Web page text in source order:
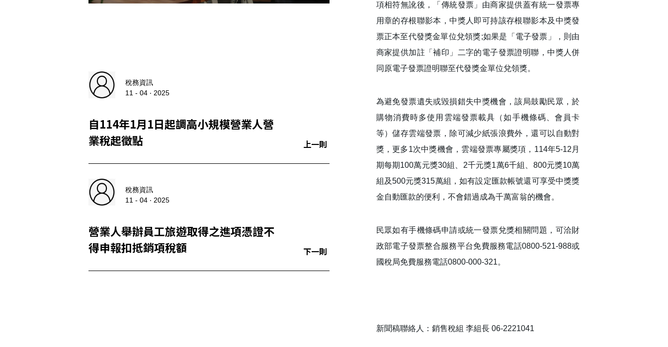
稅務資訊
11 - 04 ‧ 2025
自114年1月1日起調高小規模營業人營
業稅起徵點
上一則
稅務資訊
11 - 04 ‧ 2025
營業人舉辦員工旅遊取得之進項憑證不
得申報扣抵銷項稅額
下一則
項相符無訛後，「傳統發票」由商家提供蓋有統一發票專
用章的存根聯影本，中獎人即可持該存根聯影本及中獎發
票正本至代發獎金單位兌領獎;如果是「電子發票」，則由
商家提供加註「補印」二字的電子發票證明聯，中獎人併
同原電子發票證明聯至代發獎金單位兌領獎。
為避免發票遺失或毀損錯失中獎機會，該局鼓勵民眾，於
購物消費時多使用雲端發票載具（如手機條碼、會員卡
等）儲存雲端發票，除可減少紙張浪費外，還可以自動對
獎，更多1次中獎機會，雲端發票專屬獎項，114年5-12月
期每期100萬元獎30組、2千元獎1萬6千組、800元獎10萬
組及500元獎315萬組，如有設定匯款帳號還可享受中獎獎
金自動匯款的便利，不會錯過成為千萬富翁的機會。
民眾如有手機條碼申請或統一發票兌獎相關問題，可洽財
政部電子發票整合服務平台免費服務電話0800-521-988或
國稅局免費服務電話0800-000-321。
新聞稿聯絡人：銷售稅組 李組長 06-2221041